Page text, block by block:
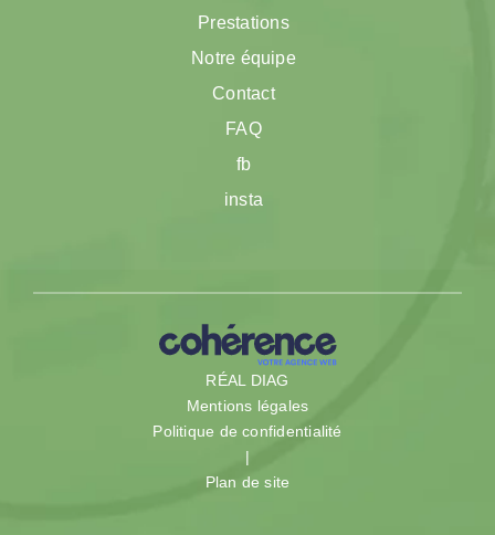
Prestations
Notre équipe
Contact
FAQ
fb
insta
RÉAL DIAG
Mentions légales
Politique de confidentialité
|
Plan de site